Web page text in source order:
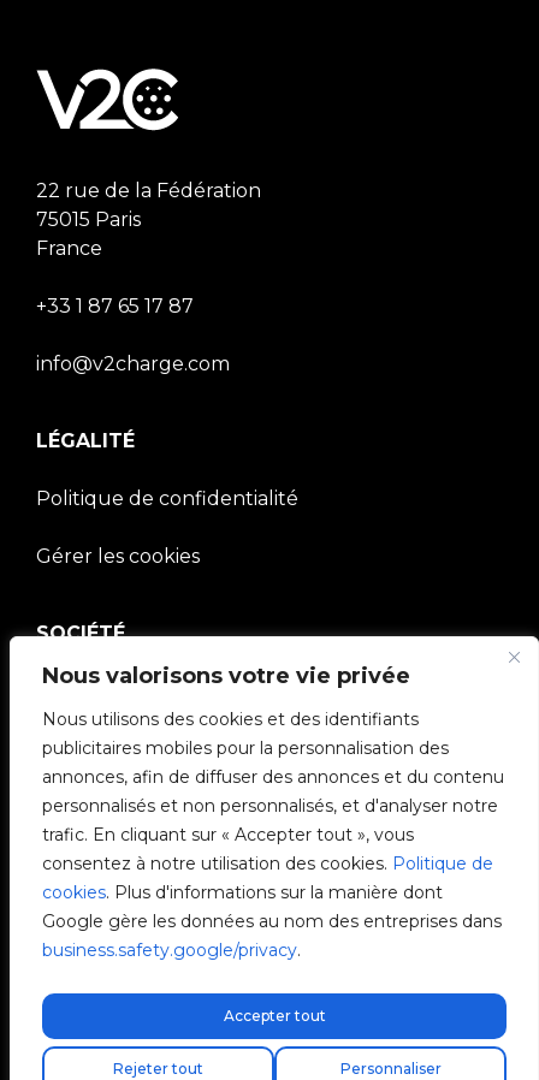
Nous valorisons votre vie privée
Nous utilisons des cookies et des identifiants
publicitaires mobiles pour la personnalisation des
annonces, afin de diffuser des annonces et du contenu
personnalisés et non personnalisés, et d'analyser notre
trafic. En cliquant sur « Accepter tout », vous
consentez à notre utilisation des cookies. Politique de
cookies. Plus d'informations sur la manière dont
Google gère les données au nom des entreprises dans
business.safety.google/privacy.
Personnaliser
Rejeter tout
Accepter tout
22 rue de la Fédération
75015 Paris
France
+33 1 87 65 17 87
info@v2charge.com
LÉGALITÉ
Politique de confidentialité
Gérer les cookies
SOCIÉTÉ
Communauté V2C
e-Chargers
V2C Cloud
V2C Payments
Blog
Livraison express gratuite !